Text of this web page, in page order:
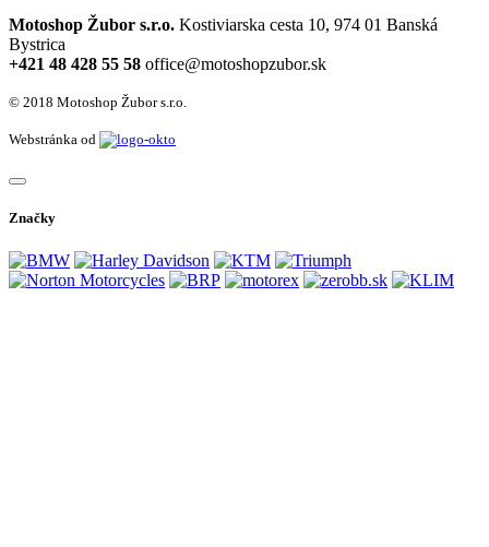
Motoshop Žubor s.r.o. Kostiviarska cesta 10, 974 01 Banská
Bystrica
+421 48 428 55 58 office@motoshopzubor.sk
© 2018 Motoshop Žubor s.r.o.
Webstránka od
Značky